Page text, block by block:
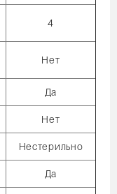
4
Нет
Да
Нет
Нестерильно
Да